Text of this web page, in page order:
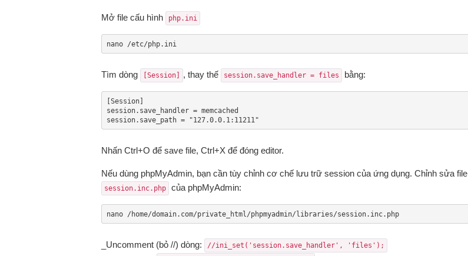
Mở file cấu hình php.ini
nano /etc/php.ini
Tìm dòng [Session] , thay thế session.save_handler = files bằng:
[Session]
session.save_handler = memcached
session.save_path = "127.0.0.1:11211"
Nhấn Ctrl+O để save file, Ctrl+X để đóng editor.
Nếu dùng phpMyAdmin, bạn cần tùy chỉnh cơ chế lưu trữ session của ứng dụng. Chỉnh sửa file
session.inc.php của phpMyAdmin:
nano /home/domain.com/private_html/phpmyadmin/libraries/session.inc.php
_Uncomment (bỏ //) dòng: //ini_set('session.save_handler', 'files');